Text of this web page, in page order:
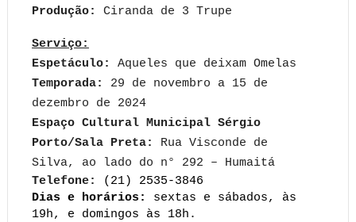
Produção: Ciranda de 3 Trupe
Serviço:
Espetáculo:
Aqueles que deixam Omelas
Temporada:
29 de novembro a 15 de
dezembro de 2024
Espaço Cultural Municipal Sérgio
Porto/Sala Preta:
Rua Visconde de
Silva, ao lado do n° 292 – Humaitá
Telefone:
(21) 2535-3846
Dias e horários:
sextas e sábados, às
19h, e domingos às 18h.